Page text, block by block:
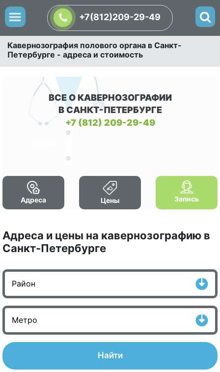
+7(812)209-29-49
Кавернозография полового органа в Санкт-
Петербурге - адреса и стоимость
ВСЕ О КАВЕРНОЗОГРАФИИ
В САНКТ-ПЕТЕРБУРГЕ
+7 (812) 209-29-49
Адреса Цены Запись
Адреса и цены на кавернозографию в
Санкт-Петербурге
Найти